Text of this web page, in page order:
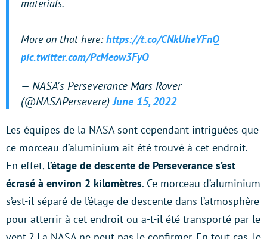
materials.
More on that here: https://t.co/CNkUheYFnQ
pic.twitter.com/PcMeow3FyO
— NASA's Perseverance Mars Rover
(@NASAPersevere)June 15, 2022
Les équipes de la NASA sont cependant intriguées que
ce morceau d’aluminium ait été trouvé à cet endroit.
En effet, l’étage de descente de Perseverance s’est
écrasé à environ 2 kilomètres. Ce morceau d’aluminium
s’est-il séparé de l’étage de descente dans l’atmosphère
pour atterrir à cet endroit ou a-t-il été transporté par le